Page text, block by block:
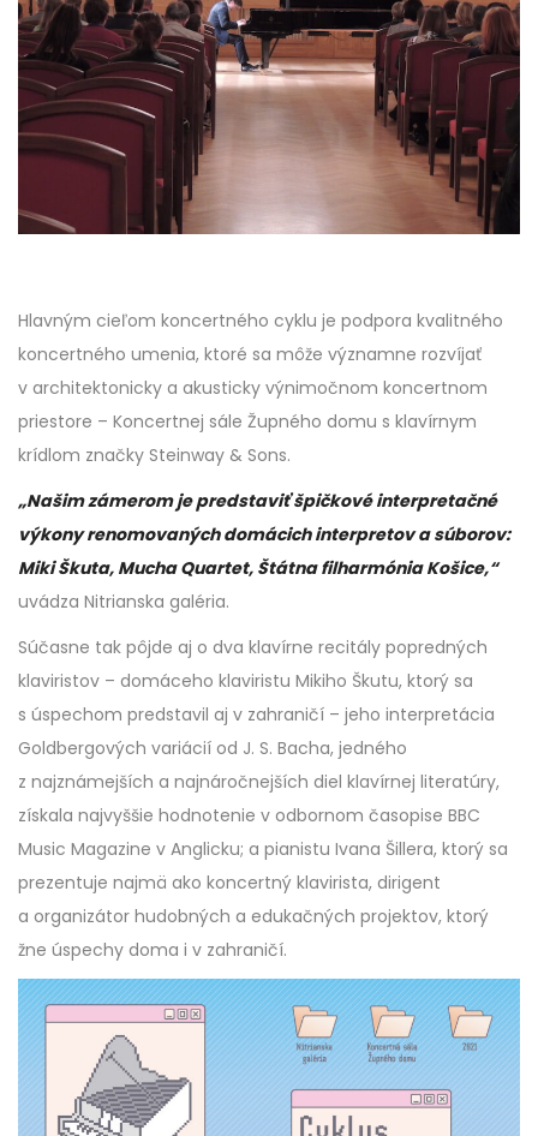
Hlavným cieľom koncertného cyklu je podpora kvalitného
koncertného umenia, ktoré sa môže významne rozvíjať
v architektonicky a akusticky výnimočnom koncertnom
priestore – Koncertnej sále Župného domu s klavírnym
krídlom značky Steinway & Sons.
„Našim zámerom je predstaviť špičkové interpretačné
výkony renomovaných domácich interpretov a súborov:
Miki Škuta, Mucha Quartet, Štátna filharmónia Košice,“
uvádza Nitrianska galéria.
Súčasne tak pôjde aj o dva klavírne recitály popredných
klaviristov – domáceho klaviristu Mikiho Škutu, ktorý sa
s úspechom predstavil aj v zahraničí – jeho interpretácia
Goldbergových variácií od J. S. Bacha, jedného
z najznámejších a najnáročnejších diel klavírnej literatúry,
získala najvyššie hodnotenie v odbornom časopise BBC
Music Magazine v Anglicku; a pianistu Ivana Šillera, ktorý sa
prezentuje najmä ako koncertný klavirista, dirigent
a organizátor hudobných a edukačných projektov, ktorý
žne úspechy doma i v zahraničí.